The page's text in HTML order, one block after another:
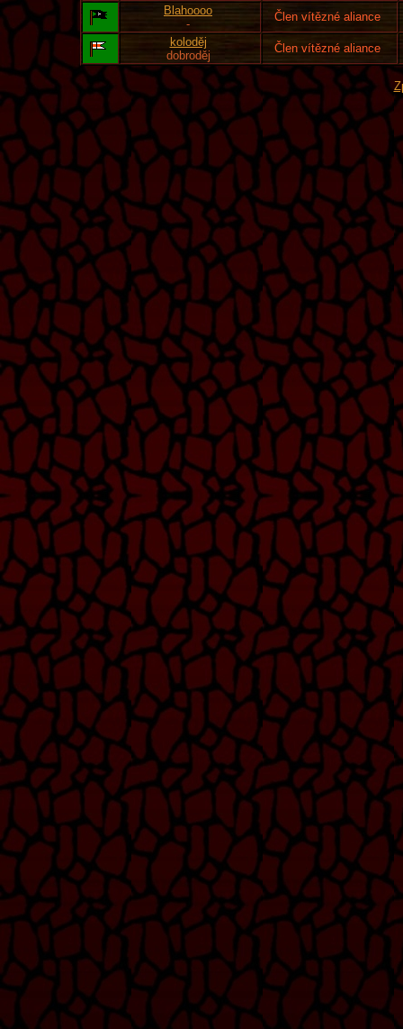
Blahoooo
-
Člen vítězné aliance
koloděj
dobroděj
Člen vítězné aliance